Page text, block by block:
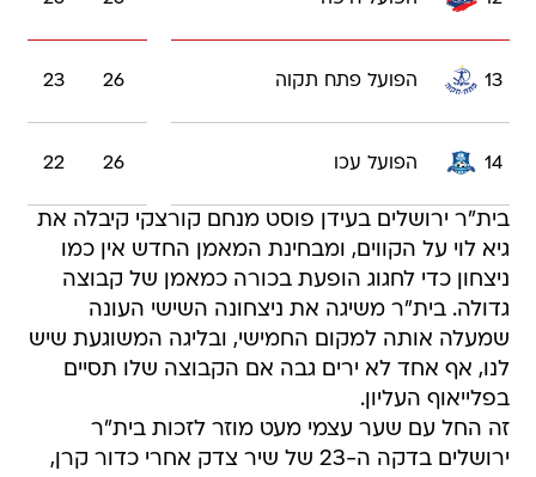
13 הפועל פתח תקוה 26
23
14 הפועל עכו 26
22
בית"ר ירושלים בעידן פוסט מנחם קורצקי קיבלה את
גיא לוי על הקווים, ומבחינת המאמן החדש אין כמו
ניצחון כדי לחגוג הופעת בכורה כמאמן של קבוצה
גדולה. בית"ר משיגה את ניצחונה השישי העונה
שמעלה אותה למקום החמישי, ובליגה המשוגעת שיש
לנו, אף אחד לא ירים גבה אם הקבוצה שלו תסיים
בפלייאוף העליון.
זה החל עם שער עצמי מעט מוזר לזכות בית"ר
ירושלים בדקה ה-23 של שיר צדק אחרי כדור קרן,